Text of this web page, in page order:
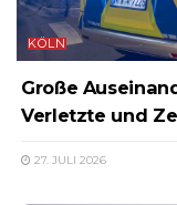
KÖLN
Große
Verletzte und
27. JULI 2026